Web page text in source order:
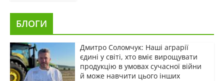
БЛОГИ
Дмитро Соломчук: Наші аграрії
єдині у світі, хто вміє вирощувати
продукцію в умовах сучасної війни
й може навчити цього інших